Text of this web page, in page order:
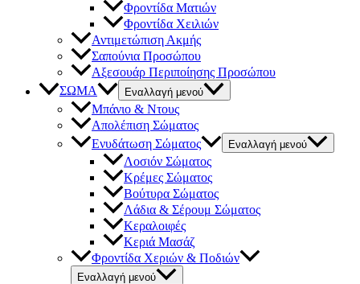
Φροντίδα Ματιών
Φροντίδα Χειλιών
Αντιμετώπιση Ακμής
Σαπούνια Προσώπου
Αξεσουάρ Περιποίησης Προσώπου
ΣΩΜΑ
Εναλλαγή μενού
Μπάνιο & Ντους
Απολέπιση Σώματος
Ενυδάτωση Σώματος
Εναλλαγή μενού
Λοσιόν Σώματος
Κρέμες Σώματος
Βούτυρα Σώματος
Λάδια & Σέρουμ Σώματος
Κεραλοιφές
Κεριά Μασάζ
Φροντίδα Χεριών & Ποδιών
Εναλλαγή μενού